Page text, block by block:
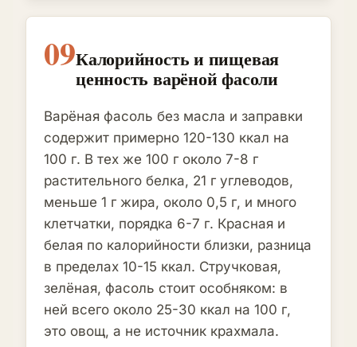
09Калорийность и пищевая
ценность варёной фасоли
Варёная фасоль без масла и заправки
содержит примерно 120-130 ккал на
100 г. В тех же 100 г около 7-8 г
растительного белка, 21 г углеводов,
меньше 1 г жира, около 0,5 г, и много
клетчатки, порядка 6-7 г. Красная и
белая по калорийности близки, разница
в пределах 10-15 ккал. Стручковая,
зелёная, фасоль стоит особняком: в
ней всего около 25-30 ккал на 100 г,
это овощ, а не источник крахмала.